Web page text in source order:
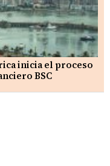
inicia el proceso
BSC